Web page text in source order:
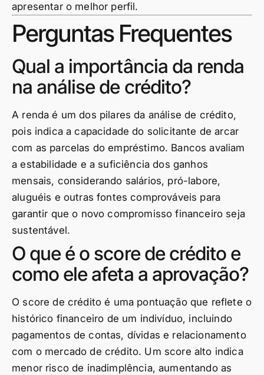
apresentar o melhor perfil.
Perguntas Frequentes
Qual a importância da renda
na análise de crédito?
A renda é um dos pilares da análise de crédito,
pois indica a capacidade do solicitante de arcar
com as parcelas do empréstimo. Bancos avaliam
a estabilidade e a suficiência dos ganhos
mensais, considerando salários, pró-labore,
aluguéis e outras fontes comprováveis para
garantir que o novo compromisso financeiro seja
sustentável.
O que é o score de crédito e
como ele afeta a aprovação?
O score de crédito é uma pontuação que reflete o
histórico financeiro de um indivíduo, incluindo
pagamentos de contas, dívidas e relacionamento
com o mercado de crédito. Um score alto indica
menor risco de inadimplência, aumentando as